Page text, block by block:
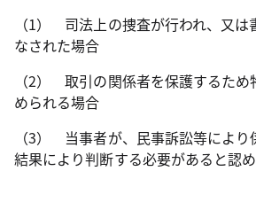
（1） 司法上の捜査が行われ、又は
なされた場合
（2） 取引の関係者を保護するた
められる場合
（3） 当事者が、民事訴訟等により
結果により判断する必要があると認